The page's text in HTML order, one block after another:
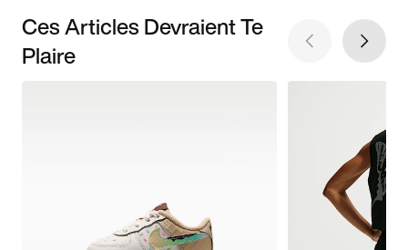
Ces Articles Devraient Te
Plaire